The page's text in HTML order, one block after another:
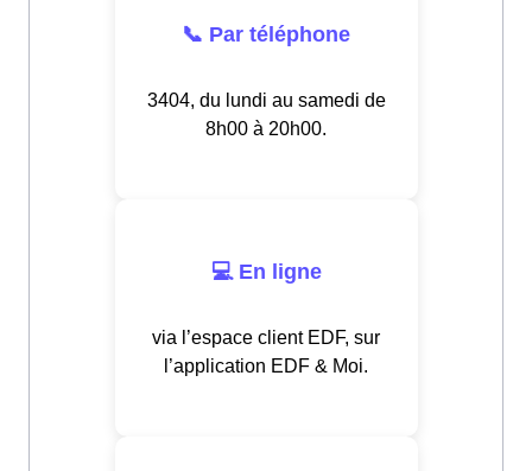
📞 Par téléphone
3404, du lundi au samedi de
8h00 à 20h00.
💻 En ligne
via l’espace client EDF, sur
l’application EDF & Moi.